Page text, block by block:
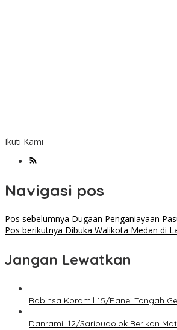
Ikuti Kami
Navigasi pos
Pos sebelumnya Dugaan Penganiayaan
Pos berikutnya Dibuka Walikota Medan di
Jangan Lewatkan
Babinsa Koramil 15/Panei Tongah
Danramil 12/Saribudolok Berikan